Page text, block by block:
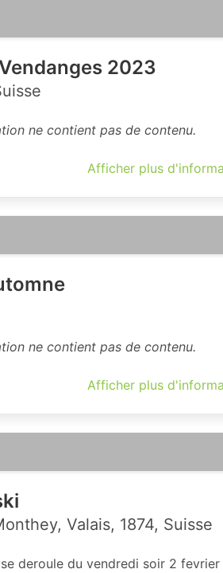
2023
ne contient pas de contenu.
Afficher plus
ne contient pas de contenu.
Afficher plus
Valais, 1874, Suisse
deroule du vendredi soir 2 fevrier